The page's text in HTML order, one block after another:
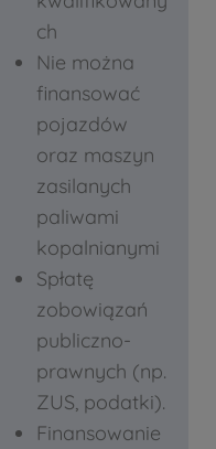
ch
Nie można
finansować
pojazdów
oraz maszyn
zasilanych
paliwami
kopalnianymi
Spłatę
zobowiązań
publiczno-
prawnych (np.
ZUS, podatki).
Finansowanie